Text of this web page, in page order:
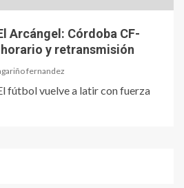
Arcángel: Córdoba CF-
y retransmisión
fernandez
fútbol vuelve a latir con fuerza